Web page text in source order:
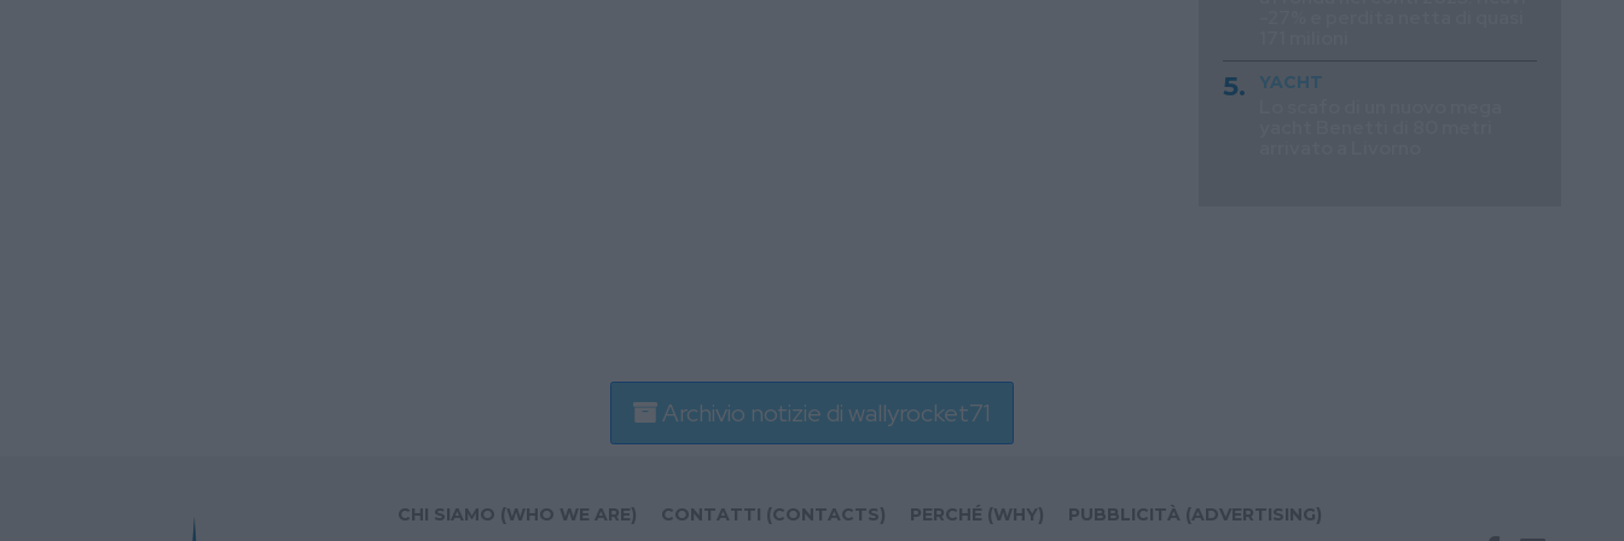
YACHT
Archivio notizie di wallyrocket71
CHI SIAMO (WHO WE ARE) CONTATTI (CONTACTS) PERCHÉ (WHY) PUBBLICITÀ (ADVERTISING)